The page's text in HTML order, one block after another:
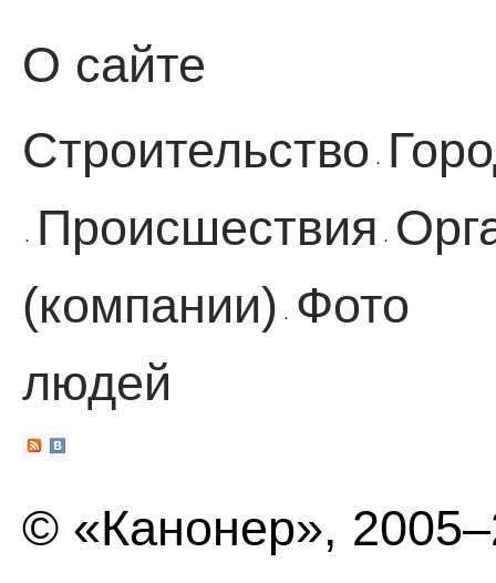
О сайте
Строительство ·
· Происшествия ·
(компании)
·
Фото
людей
© «Канонер»,